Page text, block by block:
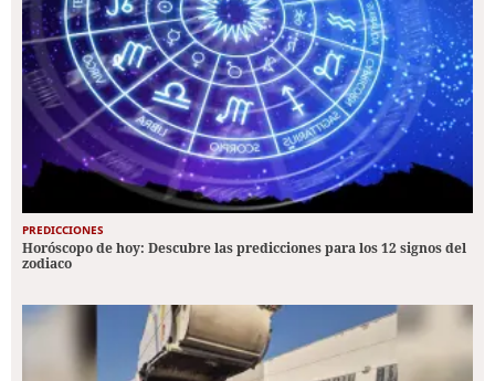
PREDICCIONES
Horóscopo de hoy: Descubre las predicciones para los 12 signos del
zodiaco